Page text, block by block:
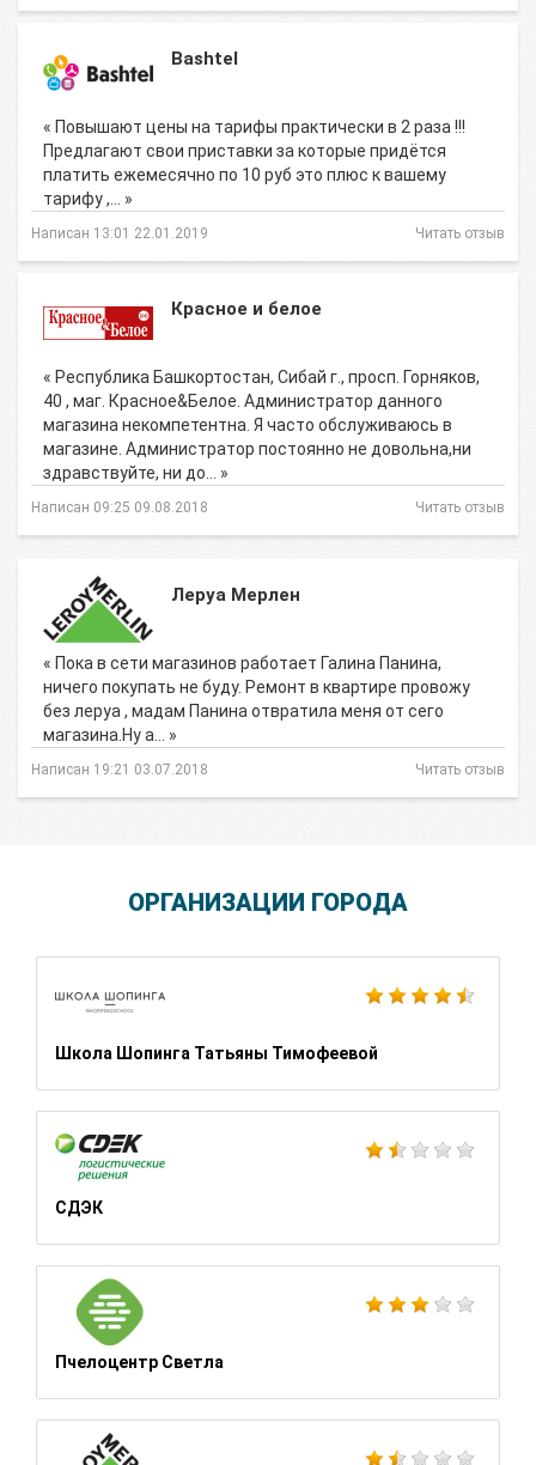
Bashtel
« Повышают цены на тарифы практически в 2 раза !!!
Предлагают свои приставки за которые придётся
платить ежемесячно по 10 руб это плюс к вашему
тарифу ,… »
Написан 13:01 22.01.2019 Читать отзыв
Красное и белое
« Республика Башкортостан, Сибай г., просп. Горняков,
40 , маг. Красное&Белое. Администратор данного
магазина некомпетентна. Я часто обслуживаюсь в
магазине. Администратор постоянно не довольна,ни
здравствуйте, ни до… »
Написан 09:25 09.08.2018 Читать отзыв
Леруа Мерлен
« Пока в сети магазинов работает Галина Панина,
ничего покупать не буду. Ремонт в квартире провожу
без леруа , мадам Панина отвратила меня от сего
магазина.Ну а… »
Написан 19:21 03.07.2018 Читать отзыв
ОРГАНИЗАЦИИ ГОРОДА
Школа Шопинга Татьяны Тимофеевой
СДЭК
Пчелоцентр Светла